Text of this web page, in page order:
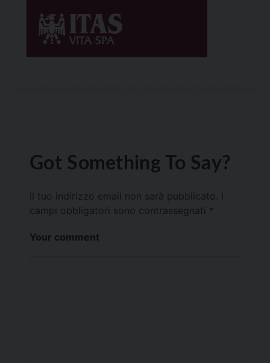
Got Something To Say?
Il tuo indirizzo email non sarà pubblicato.
campi obbligatori sono contrassegnati *
Your comment